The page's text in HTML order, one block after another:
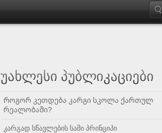
უახლესი პუბლიკაციები
Როგორ კეთდება კარგი სკოლა ქართულ
რეალობაში?
კარგად სწავლების სამი პრინციპი